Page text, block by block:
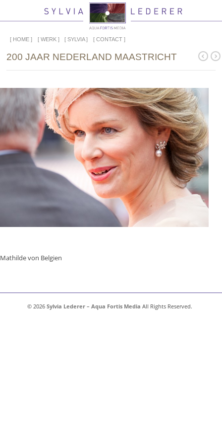
HOME WERK SYLVIA CONTACT
200 JAAR NEDERLAND MAASTRICHT
Mathilde von Belgien
© 2026Sylvia Lederer – Aqua Fortis Media All Rights Reserved.